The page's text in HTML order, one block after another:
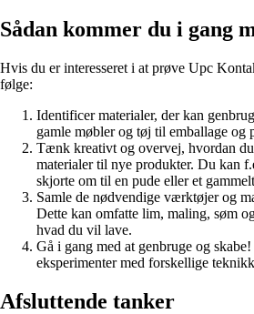
Sådan kommer du i gang
Hvis du er interesseret i at prøve Upc
følge:
Identificer materialer, der kan
gamle møbler og tøj til emballage og
Tænk kreativt og overvej, hvordan
materialer til nye produkter. Du kan
skjorte om til en pude eller et
Samle de nødvendige værktøjer og
Dette kan omfatte lim, maling, søm
hvad du vil lave.
Gå i gang med at genbruge og
eksperimenter med forskellige
Afsluttende tanker